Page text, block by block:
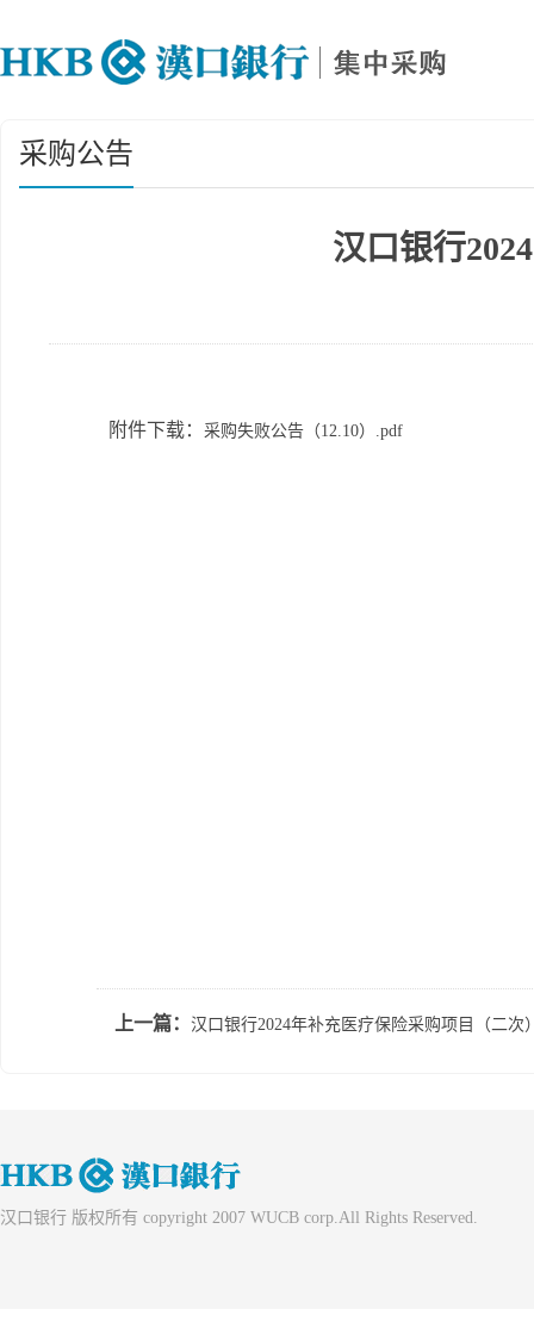
采购公告
汉口银行
附件下载： 采购失败公告（12.10）.pdf
上一篇： 汉口银行2024年补充医疗保险采购项目（二次
汉口银行 版权所有 copyright 2007 WUCB corp.All Rights Reserved.